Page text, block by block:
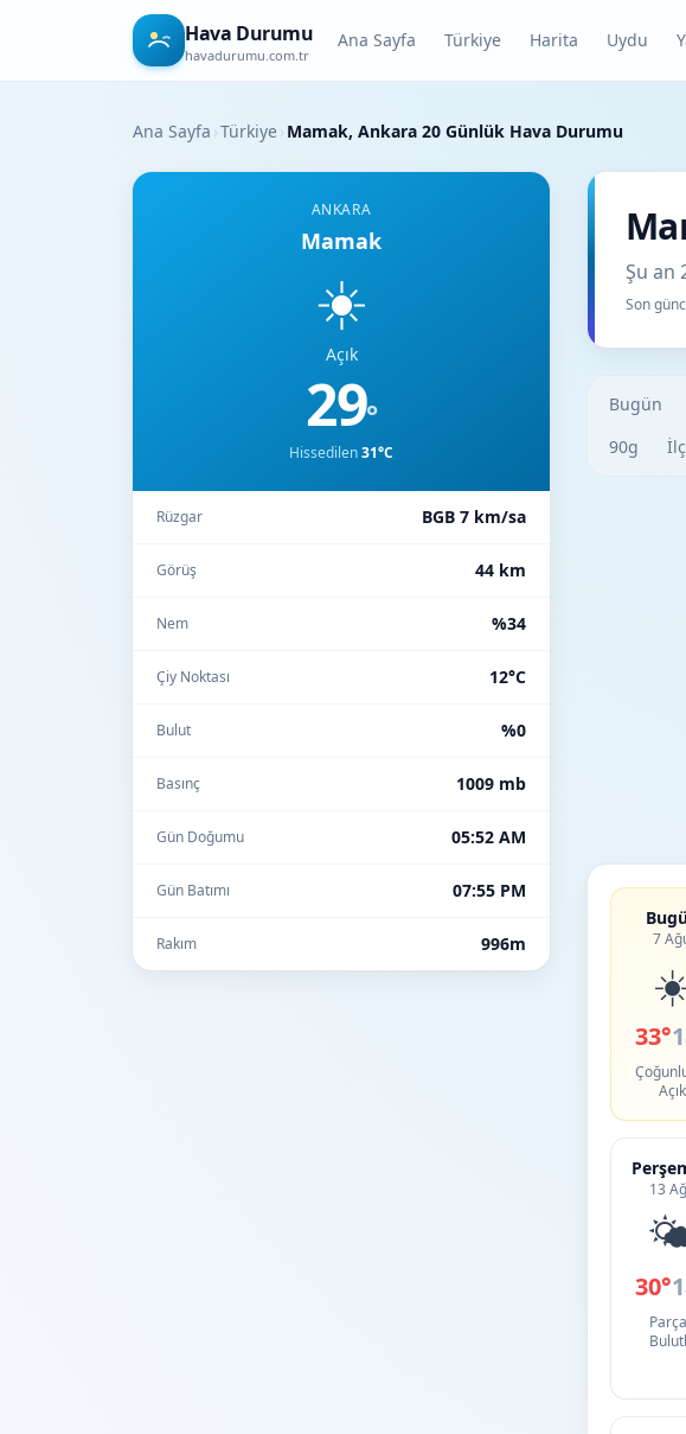
Hava Durumu
havadurumu.com.tr
Ana Sayfa Türkiye Harita Uydu
Ana Sayfa ›Türkiye› Mamak, Ankara 20 Günlük Hava Durumu
ANKARA
Mamak
☀️
Açık
29°
Hissedilen31°C
Rüzgar BGB 7 km/sa
Görüş 44 km
Nem %34
Çiy Noktası 12°C
Bulut %0
Basınç 1009 mb
Gün Doğumu 05:52 AM
Gün Batımı 07:55 PM
Rakım 996m
Şu an
Son
Bugün
90g
7
33°
Açık
13
30°